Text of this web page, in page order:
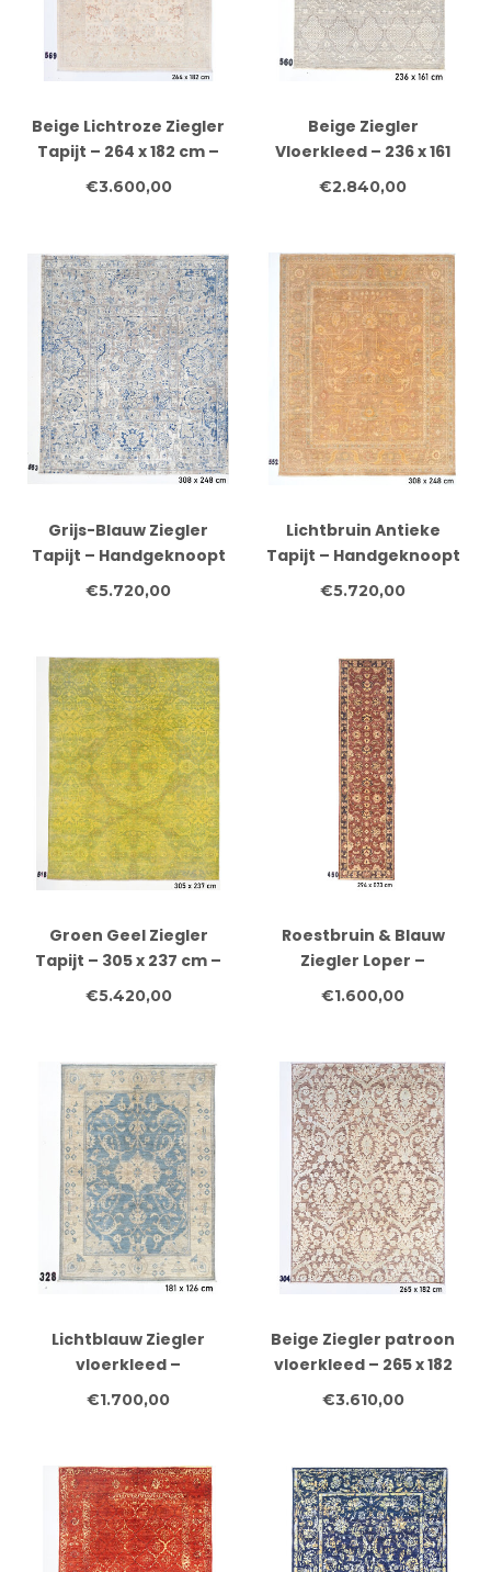
Beige Lichtroze Ziegler
Tapijt – 264 x 182 cm –
Handgeknoopt Wol
€3.600,00
Beige Ziegler
Vloerkleed – 236 x 161
cm – Handgeknoopt
€2.840,00
Grijs-Blauw Ziegler
Tapijt – Handgeknoopt
– 308 x 248 cm – Wol
€5.720,00
Lichtbruin Antieke
Tapijt – Handgeknoopt
– 308 x 248 cm – Wol
€5.720,00
Groen Geel Ziegler
Tapijt – 305 x 237 cm –
Handgeknoopt van Wol
€5.420,00
Roestbruin & Blauw
Ziegler Loper –
Handgeknoopt – 294 x
073 cm – Wol
€1.600,00
Lichtblauw Ziegler
vloerkleed –
handgeknoopt wollen
tapijt – 181 x 126 cm
€1.700,00
Beige Ziegler patroon
vloerkleed – 265 x 182
cm
€3.610,00